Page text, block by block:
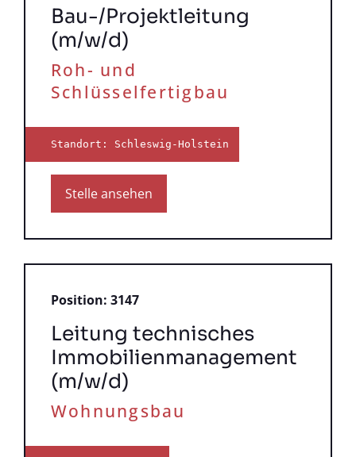
Bau-/Projektleitung
(m/w/d)
Roh- und
Schlüsselfertigbau
Standort: Schleswig-Holstein
Stelle ansehen
Position: 3147
Leitung technisches
Immobilienmanagement
(m/w/d)
Wohnungsbau